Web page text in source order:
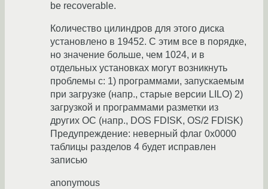
be recoverable.
Количество цилиндров для этого диска
установлено в 19452. С этим все в порядке,
но значение больше, чем 1024, и в
отдельных установках могут возникнуть
проблемы с: 1) программами, запускаемым
при загрузке (напр., старые версии LILO) 2)
загрузкой и программами разметки из
других ОС (напр., DOS FDISK, OS/2 FDISK)
Предупреждение: неверный флаг 0x0000
таблицы разделов 4 будет исправлен
записью
anonymous